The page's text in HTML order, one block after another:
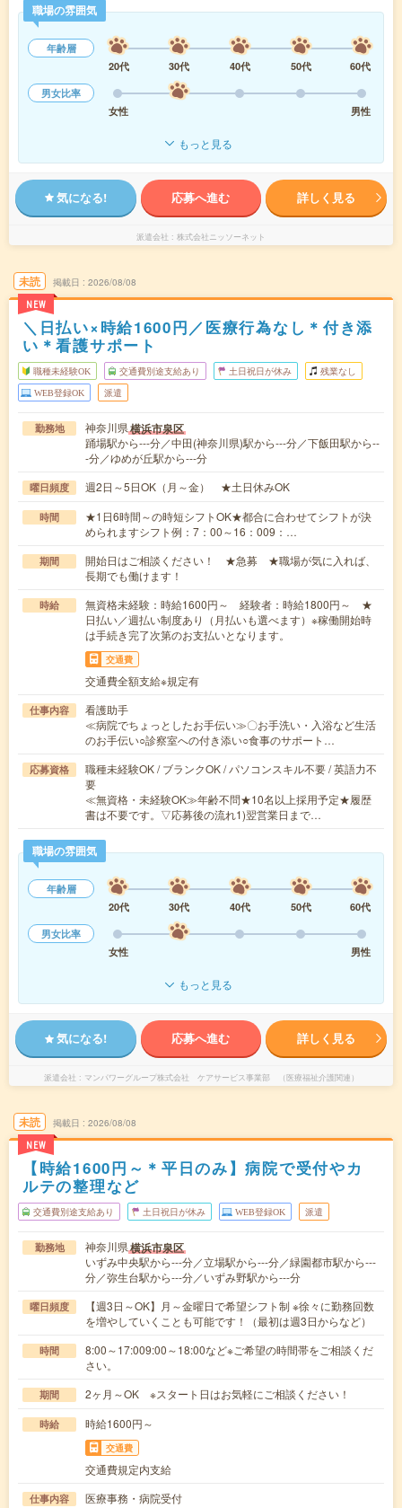
職場の雰囲気
年齢層
20代
30代 40代 50代
60代
男女比率
女性
男性
もっと見る
気になる! 応募へ進む 詳しく見る
派遣会社 株式会社ニッソーネット
未読
NEW
掲載日 2026/08/08
＼日払い×時給1600円／医療行為なし＊付き添
い＊看護サポート
職種未経験OK 交通費別途支給あり 土日祝日が休み 残業なし
WEB登録OK 派遣
勤務地 神奈川県横浜市泉区
踊場駅から---分／中田(神奈川県)駅から---分／下飯田駅から--
-分／ゆめが丘駅から---分
曜日頻度 週2日～5日OK（月～金） ★土日休みOK
時間
★1日6時間～の時短シフトOK★都合に合わせてシフトが決
められますシフト例：7：00～16：009：…
期間
開始日はご相談ください！ ★急募 ★職場が気に入れば、
長期でも働けます！
時給
無資格未経験：時給1600円～ 経験者：時給1800円～ ★
日払い／週払い制度あり（月払いも選べます）※稼働開始時
は手続き完了次第のお支払いとなります。
交通費
交通費全額支給※規定有
仕事内容
看護助手
≪病院でちょっとしたお手伝い≫〇お手洗い・入浴など生活
のお手伝い○診察室への付き添い○食事のサポート…
応募資格
職種未経験OK / ブランクOK / パソコンスキル不要 / 英語力不
要
≪無資格・未経験OK≫年齢不問★10名以上採用予定★履歴
書は不要です。▽応募後の流れ1)翌営業日まで…
職場の雰囲気
年齢層
20代
30代 40代 50代
60代
男女比率
女性
男性
もっと見る
気になる! 応募へ進む 詳しく見る
派遣会社 マンパワーグループ株式会社 ケアサービス事業部 （医療福祉介護関連）
未読
NEW
掲載日 2026/08/08
【時給1600円～＊平日のみ】病院で受付やカ
ルテの整理など
交通費別途支給あり 土日祝日が休み WEB登録OK 派遣
勤務地 神奈川県横浜市泉区
いずみ中央駅から---分／立場駅から---分／緑園都市駅から---
分／弥生台駅から---分／いずみ野駅から---分
曜日頻度
【週3日～OK】月～金曜日で希望シフト制 ※徐々に勤務回数
を増やしていくことも可能です！（最初は週3日からなど）
時間
8:00～17:009:00～18:00など※ご希望の時間帯をご相談くだ
さい。
期間 2ヶ月～OK ※スタート日はお気軽にご相談ください！
時給 時給1600円～
交通費
交通費規定内支給
仕事内容
医療事務・病院受付